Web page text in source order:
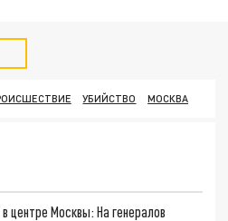
УБИЙСТВО МОСКВА
центре Москвы: На генералов